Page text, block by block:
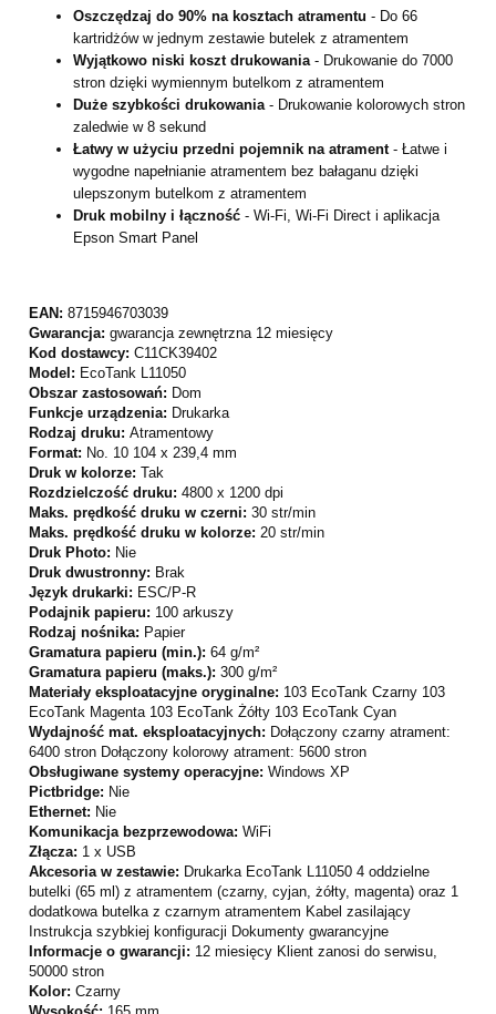
Oszczędzaj do 90% na kosztach atramentu - Do 66
kartridżów w jednym zestawie butelek z atramentem
Wyjątkowo niski koszt drukowania- Drukowanie do 7000
stron dzięki wymiennym butelkom z atramentem
Duże szybkości drukowania- Drukowanie kolorowych stron
zaledwie w 8 sekund
Łatwy w użyciu przedni pojemnik na atrament- Łatwe i
wygodne napełnianie atramentem bez bałaganu dzięki
ulepszonym butelkom z atramentem
Druk mobilny i łączność - Wi-Fi, Wi-Fi Direct i aplikacja
Epson Smart Panel
EAN: 8715946703039
Gwarancja: gwarancja zewnętrzna 12 miesięcy
Kod dostawcy: C11CK39402
Model: EcoTank L11050
Obszar zastosowań: Dom
Funkcje urządzenia: Drukarka
Rodzaj druku: Atramentowy
Format: No. 10 104 x 239,4 mm
Druk w kolorze: Tak
Rozdzielczość druku: 4800 x 1200 dpi
Maks. prędkość druku w czerni: 30 str/min
Maks. prędkość druku w kolorze: 20 str/min
Druk Photo: Nie
Druk dwustronny: Brak
Język drukarki: ESC/P-R
Podajnik papieru: 100 arkuszy
Rodzaj nośnika: Papier
Gramatura papieru (min.): 64 g/m²
Gramatura papieru (maks.): 300 g/m²
Materiały eksploatacyjne oryginalne: 103 EcoTank Czarny 103
EcoTank Magenta 103 EcoTank Żółty 103 EcoTank Cyan
Wydajność mat. eksploatacyjnych: Dołączony czarny atrament:
6400 stron Dołączony kolorowy atrament: 5600 stron
Obsługiwane systemy operacyjne: Windows XP
Pictbridge: Nie
Ethernet: Nie
Komunikacja bezprzewodowa: WiFi
Złącza: 1 x USB
Akcesoria w zestawie: Drukarka EcoTank L11050 4 oddzielne
butelki (65 ml) z atramentem (czarny, cyjan, żółty, magenta) oraz 1
dodatkowa butelka z czarnym atramentem Kabel zasilający
Instrukcja szybkiej konfiguracji Dokumenty gwarancyjne
Informacje o gwarancji: 12 miesięcy Klient zanosi do serwisu,
50000 stron
Kolor: Czarny